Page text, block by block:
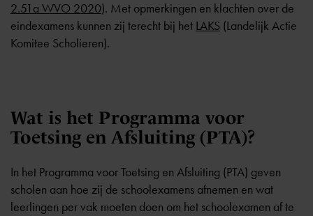
2.51a WVO 2020). Met opmerkingen en klachten over de
eindexamens kunnen zij terecht bij het LAKS (Landelijk Actie
Komitee Scholieren).
Wat is het Programma voor
Toetsing en Afsluiting (PTA)?
In het Programma voor Toetsing en Afsluiting (PTA) geven
scholen aan hoe zij de schoolexamens afnemen en wat
leerlingen per vak moeten doen om het schoolexamen af te